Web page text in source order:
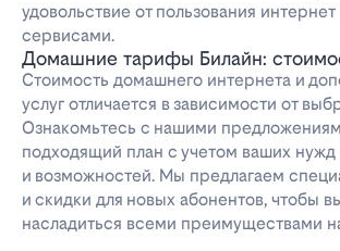
удовольствие от пользования
сервисами.
Домашние тарифы Билайн:
Стоимость домашнего интернета и
услуг отличается в зависимости от
Ознакомьтесь с нашими
подходящий план с учетом ваших нужд
и возможностей. Мы предлагаем
и скидки для новых абонентов, чтобы
насладиться всеми преимуществами